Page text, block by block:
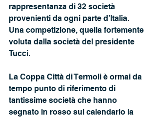
rappresentanza di 32 società
provenienti da ogni parte d’Italia.
Una competizione, quella fortemente
voluta dalla società del presidente
Tucci.
La Coppa Città di Termoli è ormai da
tempo punto di riferimento di
tantissime società che hanno
segnato in rosso sul calendario la